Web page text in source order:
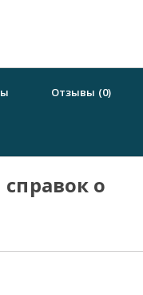
Отзывы (0)
о